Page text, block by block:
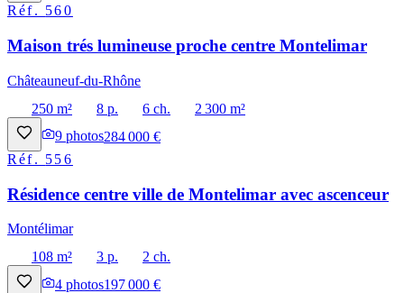
Réf. 560
Maison trés lumineuse proche centre Montelimar
Châteauneuf-du-Rhône
250 m²
8 p. 6 ch.
2 300 m²
9 photos284 000 €
Réf. 556
Résidence centre ville de Montelimar avec ascenceur
Montélimar
108 m²
3 p.
2 ch.
4 photos197 000 €